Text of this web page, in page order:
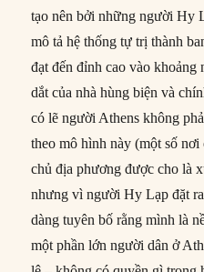
tạo nên bởi những người Hy
mô tả hệ thống tự trị thành
đạt đến đỉnh cao vào
dắt của nhà hùng biện và
có lẽ người Athens không
theo mô hình này (một số
chủ địa phương được cho là
nhưng vì người Hy Lạp đặt
dàng tuyên bố rằng mình là
một phần lớn người dân ở